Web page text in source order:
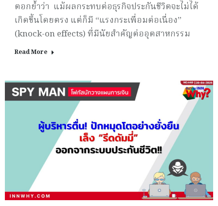
ตอกย้ำว่า แม้ผลกระทบต่อธุรกิจประกันชีวิตจะไม่ได้
เกิดขึ้นโดยตรง แต่ก็มี “แรงกระเพื่อมต่อเนื่อง”
(knock-on effects) ที่มีนัยสำคัญต่ออุตสาหกรรม
Read More